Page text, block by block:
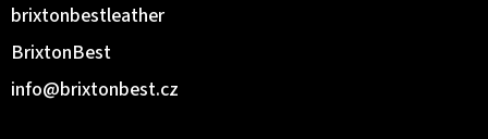
info@brixtonbest.cz
BrixtonBest
brixtonbestleather